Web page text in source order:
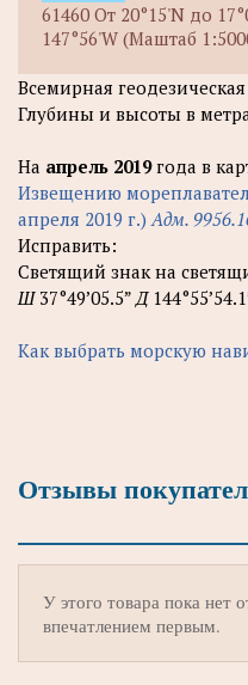
61460 От 20°15'N до
147°56'W (Маштаб
Всемирная
Глубины и высоты в
На апрель 2019года в
Извещению
апреля 2019 г.) Адм.
Исправить:
Светящий знак на
Ш37°49’05.5” Д
Как выбрать морскую
Отзывы
У этого товара пока нет
впечатлением первым.